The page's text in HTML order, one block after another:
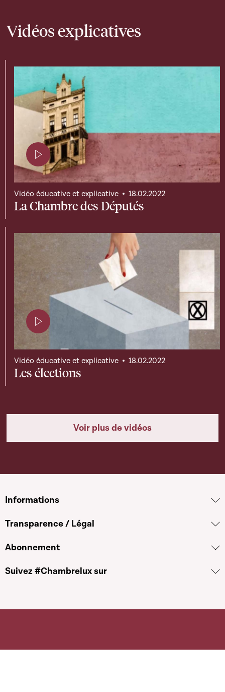
Vidéos explicatives
Page contenant une vidéo
La Chambre des Députés
Vidéo éducative et explicative 18.02.2022
Les élections
Vidéo éducative et explicative 18.02.2022
Voir plus de vidéos
Informations
Transparence / Légal
Abonnement
Suivez #Chambrelux sur